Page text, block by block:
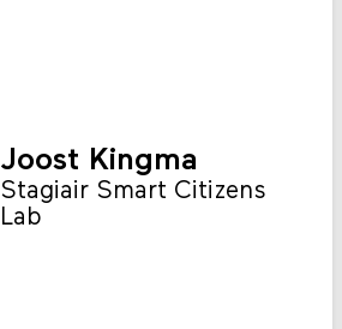
Joost Kingma
Stagiair Smart Citizens
Lab